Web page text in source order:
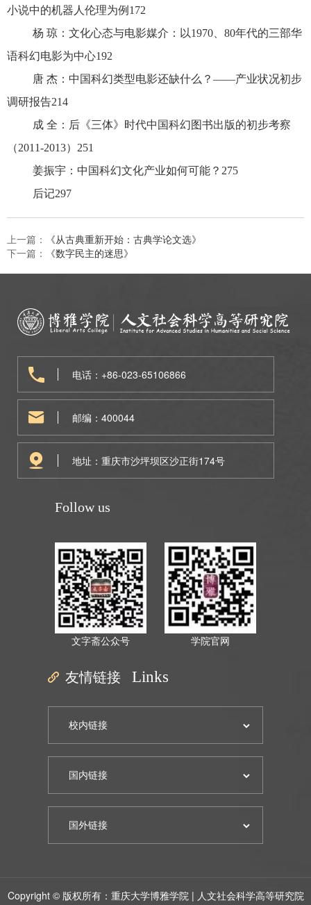
小说中的机器人伦理为例172
杨 琼：文化心态与电影媒介：以1970、80年代的三部华
语科幻电影为中心192
唐 杰：中国科幻类型电影还缺什么？——产业状况初步
调研报告214
成 全：后《三体》时代中国科幻图书出版的初步考察
（2011-2013）251
姜振宇：中国科幻文化产业如何可能？275
后记297
上一篇：
《从古典重新开始：古典学论文选》
下一篇：
《数字民主的迷思》
电话：+86-023-65106866
邮编：400044
地址：重庆市沙坪坝区沙正街174号
Follow us
文字斋公众号 学院官网
友情链接 Links
Copyright © 版权所有：重庆大学博雅学院 | 人文社会科学高等研究院